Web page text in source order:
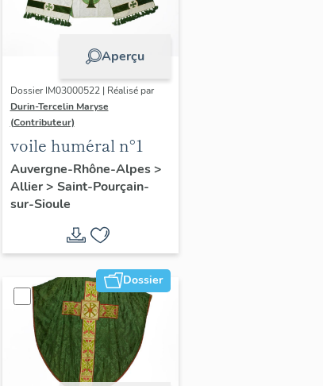
Aperçu
Dossier IM03000522 | Réalisé par
Durin-Tercelin Maryse
(Contributeur)
voile huméral n°1
Auvergne-Rhône-Alpes>
Allier> Saint-Pourçain-
sur-Sioule
Dossier